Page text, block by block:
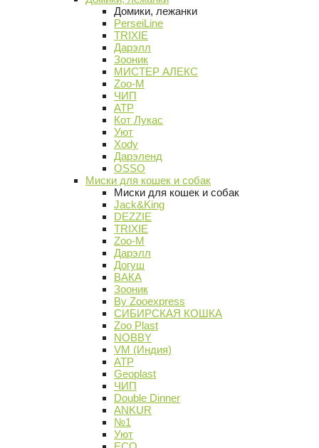
Домики, лежанки
PerseiLine
TRIXIE
Дарэлл
Зооник
МИСТЕР АЛЕКС
Zoo-M
ЧИП
АТР
Кот Лукас
Уют
Xody
Дарэленд
OSSO
Миски для кошек и собак
Миски для кошек и собак
Jack&King
DEZZIE
TRIXIE
Zoo-M
Дарэлл
Догуш
ВАКА
Зооник
By Zooexpress
СИБИРСКАЯ КОШКА
Zoo Plast
NOBBY
VM (Индия)
АТР
Geoplast
ЧИП
Double Dinner
ANKUR
№1
Уют